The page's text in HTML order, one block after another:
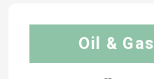
Oil & Gas